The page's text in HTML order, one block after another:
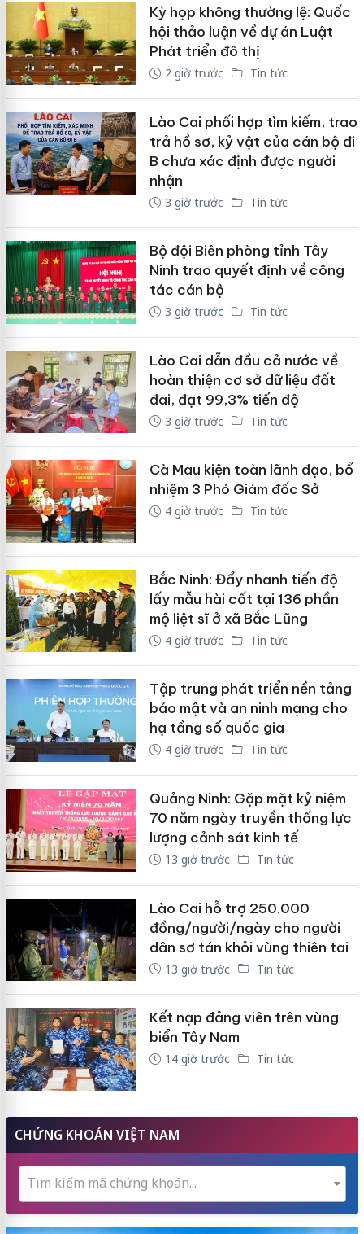
Kỳ họp không thường lệ: Quốc
hội thảo luận về dự án Luật
Phát triển đô thị
2 giờ trước Tin tức
Lào Cai phối hợp tìm kiếm, trao
trả hồ sơ, kỷ vật của cán bộ đi
B chưa xác định được người
nhận
3 giờ trước Tin tức
Bộ đội Biên phòng tỉnh Tây
Ninh trao quyết định về công
tác cán bộ
3 giờ trước Tin tức
Lào Cai dẫn đầu cả nước về
hoàn thiện cơ sở dữ liệu đất
đai, đạt 99,3% tiến độ
3 giờ trước Tin tức
Cà Mau kiện toàn lãnh đạo, bổ
nhiệm 3 Phó Giám đốc Sở
4 giờ trước Tin tức
Bắc Ninh: Đẩy nhanh tiến độ
lấy mẫu hài cốt tại 136 phần
mộ liệt sĩ ở xã Bắc Lũng
4 giờ trước Tin tức
Tập trung phát triển nền tảng
bảo mật và an ninh mạng cho
hạ tầng số quốc gia
4 giờ trước Tin tức
Quảng Ninh: Gặp mặt kỷ niệm
70 năm ngày truyền thống lực
lượng cảnh sát kinh tế
13 giờ trước Tin tức
Lào Cai hỗ trợ 250.000
đồng/người/ngày cho người
dân sơ tán khỏi vùng thiên tai
13 giờ trước Tin tức
Kết nạp đảng viên trên vùng
biển Tây Nam
14 giờ trước Tin tức
CHỨNG KHOÁN VIỆT NAM
Tìm kiếm mã chứng khoán...